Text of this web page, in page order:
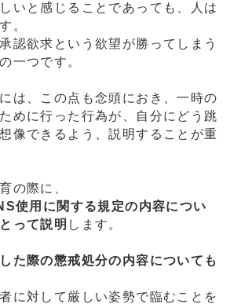
いと感じることであっても、人は
。
認欲求という欲望が勝ってしまう
一つです。
は、この点も念頭におき、一時の
めに行った行為が、自分にどう跳
像できるよう、説明することが重
の際に、
使用に関する規定の内容につい
って説明 します。
た際の懲戒処分の内容についても
に対して厳しい姿勢で臨むことを